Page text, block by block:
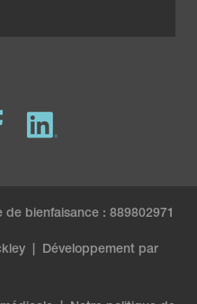
bienfaisance : 889802971
Développement par